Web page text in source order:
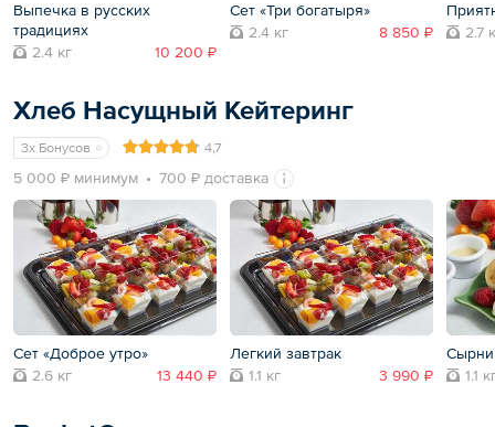
Выпечка в русских
традициях
2.4 кг
10 200 ₽
Сет «Три богатыря»
2.4 кг
8 850 ₽
2.7
Хлеб Насущный Кейтеринг
3x Бонусов 4,7
5 000 ₽ минимум 700 ₽ доставка
Сет «Доброе утро»
2.6 кг
13 440 ₽
Легкий завтрак
1.1 кг
3 990 ₽
1.1